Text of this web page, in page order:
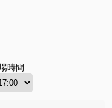
時間